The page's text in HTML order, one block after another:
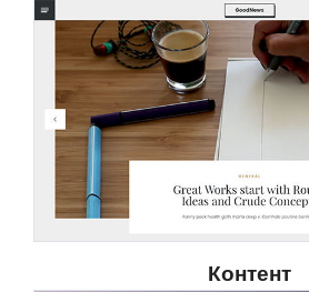
Контент